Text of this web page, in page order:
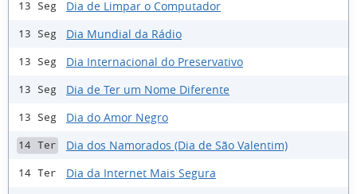
13 Seg Dia de Limpar o Computador
13 Seg Dia Mundial da Rádio
13 Seg Dia Internacional do Preservativo
13 Seg Dia de Ter um Nome Diferente
13 Seg Dia do Amor Negro
14 Ter Dia dos Namorados (Dia de São Valentim)
14 Ter Dia da Internet Mais Segura